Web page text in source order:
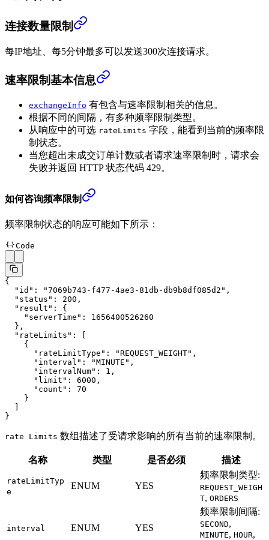
连接数量限制
每IP地址、每5分钟最多可以发送300次连接请求。
速率限制基本信息
exchangeInfo 有包含与速率限制相关的信息。
根据不同的间隔，有多种频率限制类型。
从响应中的可选 rateLimits 字段，能看到当前的频率限
制状态。
当您超出未成交订单计数或者请求速率限制时，请求会
失败并返回 HTTP 状态代码 429。
如何咨询频率限制
频率限制状态的响应可能如下所示：
Code
{
  "id"
: "7069b743-f477-4ae3-81db-db9b8df085d2" ,
  "status"
: 200 ,
  "result"
: {
    "serverTime"
: 1656400526260
  },
  "rateLimits"
: [
    {
      "rateLimitType"
: "REQUEST_WEIGHT" ,
      "interval"
: "MINUTE" ,
      "intervalNum"
: 1 ,
      "limit"
: 6000 ,
      "count"
: 70
    }
}
rate Limits 数组描述了受请求影响的所有当前的速率限制。
名称 类型 是否必须 描述
rateLimitTyp
e
ENUM YES
频率限制类型:
REQUEST_WEIGH
T, ORDERS
interval ENUM YES
频率限制间隔:
SECOND,
MINUTE, HOUR,